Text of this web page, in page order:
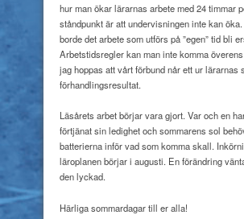
hur man ökar lärarnas arbete med 24 timmar
ståndpunkt är att undervisningen inte kan
borde det arbete som utförs på ”egen” tid bli
Arbetstidsregler kan man inte komma
jag hoppas att vårt förbund når ett ur lärarnas
förhandlingsresultat.
Läsårets arbet börjar vara gjort. Var och en
förtjänat sin ledighet och sommarens sol
batterierna inför vad som komma skall.
läroplanen börjar i augusti. En förändring
den lyckad.
Härliga sommardagar till er alla!